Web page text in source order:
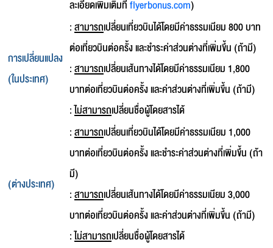
ละเอียดเพิ่มเติมที่flyerbonus.com)
การเปลี่ยนแปลง
(ในประเทศ)
:สามารถเปลี่ยนเที่ยวบินได้โดยมีค่าธรรมเนียม 800 บาท
ต่อเที่ยวบินต่อครั้ง และชำระค่าส่วนต่างที่เพิ่มขึ้น (ถ้ามี)
:สามารถเปลี่ยนเส้นทางได้โดยมีค่าธรรมเนียม 1,800
บาทต่อเที่ยวบินต่อครั้ง และค่าส่วนต่างที่เพิ่มขึ้น (ถ้ามี)
:ไม่สามารถเปลี่ยนชื่อผู้โดยสารได้
(ต่างประเทศ)
:สามารถเปลี่ยนเที่ยวบินได้โดยมีค่าธรรมเนียม 1,000
บาทต่อเที่ยวบินต่อครั้ง และชำระค่าส่วนต่างที่เพิ่มขึ้น (ถ้า
มี)
:สามารถเปลี่ยนเส้นทางได้โดยมีค่าธรรมเนียม 3,000
บาทต่อเที่ยวบินต่อครั้ง และค่าส่วนต่างที่เพิ่มขึ้น (ถ้ามี)
:ไม่สามารถเปลี่ยนชื่อผู้โดยสารได้